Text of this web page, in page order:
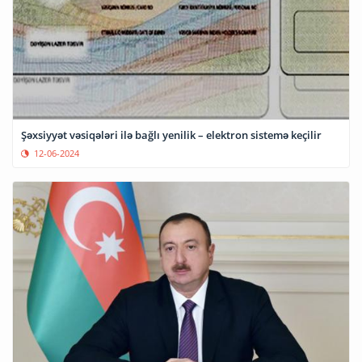
Şəxsiyyət vəsiqələri ilə bağlı yenilik – elektron sistemə keçilir
12-06-2024